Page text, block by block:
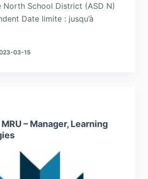
North School District (ASD N)
Date limite : jusqu’à
03-15
MRU – Manager, Learning